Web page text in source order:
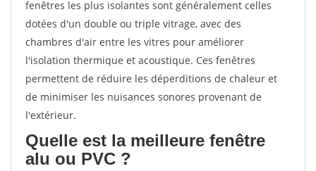
fenêtres les plus isolantes sont généralement celles
dotées d'un double ou triple vitrage, avec des
chambres d'air entre les vitres pour améliorer
l'isolation thermique et acoustique. Ces fenêtres
permettent de réduire les déperditions de chaleur et
de minimiser les nuisances sonores provenant de
l'extérieur.
Quelle est la meilleure fenêtre
alu ou PVC ?